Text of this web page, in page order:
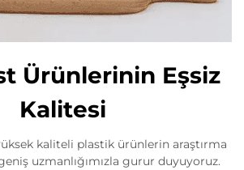
Ürünlerinin Eşsiz
Kalitesi
kaliteli plastik ürünlerin araştırma
uzmanlığımızla gurur duyuyoruz.